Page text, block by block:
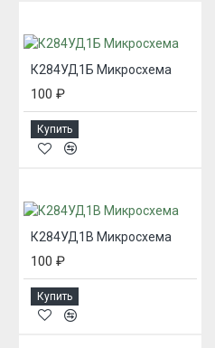
К284УД1Б Микросхема
100 ₽
Купить
К284УД1В Микросхема
100 ₽
Купить